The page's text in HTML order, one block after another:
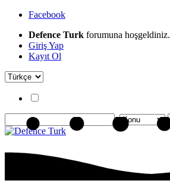
Facebook
Defence Turk forumuna hoşgeldiniz.
Giriş Yap
Kayıt Ol